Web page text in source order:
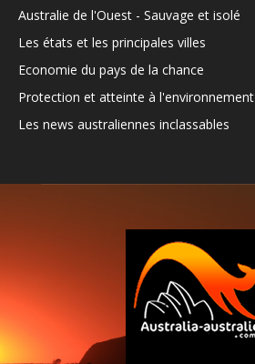
Australie de l'Ouest - Sauvage et isolé
Les états et les principales villes
Economie du pays de la chance
Protection et atteinte à l'environnement
Les news australiennes inclassables